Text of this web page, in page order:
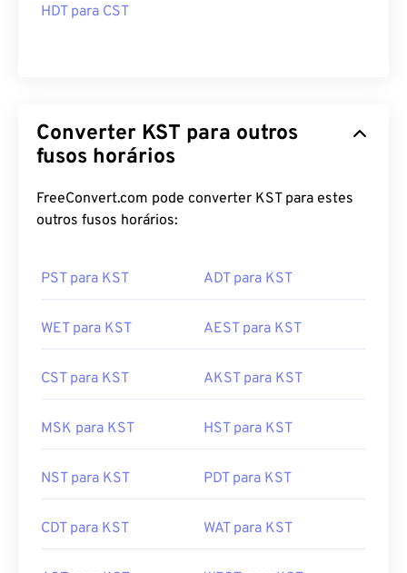
HDT para CST
Converter KST para outros
fusos horários
FreeConvert.com pode converter KST para estes
outros fusos horários:
PST para KST ADT para KST
WET para KST AEST para KST
CST para KST AKST para KST
MSK para KST HST para KST
NST para KST PDT para KST
CDT para KST WAT para KST